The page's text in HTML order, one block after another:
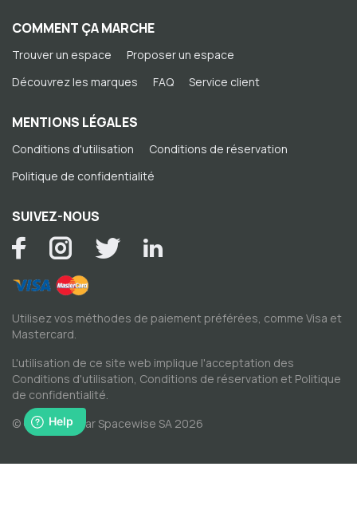
COMMENT ÇA MARCHE
Trouver un espace
Proposer un espace
Découvrez les marques
FAQ Service client
MENTIONS LÉGALES
Conditions d'utilisation
Conditions de réservation
Politique de confidentialité
SUIVEZ-NOUS
Utilisez vos méthodes de paiement préférées, comme Visa et
Mastercard.
L'utilisation de ce site web implique l'acceptation des
Conditions d'utilisation, Conditions de réservation et Politique
de confidentialité.
© Copyright par Spacewise SA 2026